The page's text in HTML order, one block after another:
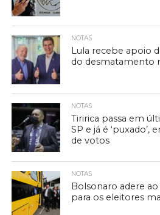
NOTAS
Lula recebe apoio
do desmatamento
NOTAS
Tiririca passa em
SP e já é ‘puxado’,
de votos
NOTAS
Bolsonaro adere ao
para os eleitores